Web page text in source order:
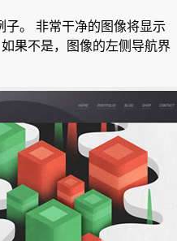
。
非常干净的图像将显示
果不是，图像的左侧导航界